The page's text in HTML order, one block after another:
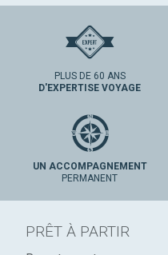
PLUS DE 60 ANS
D'EXPERTISE VOYAGE
UN ACCOMPAGNEMENT
PERMANENT
PRÊT À PARTIR